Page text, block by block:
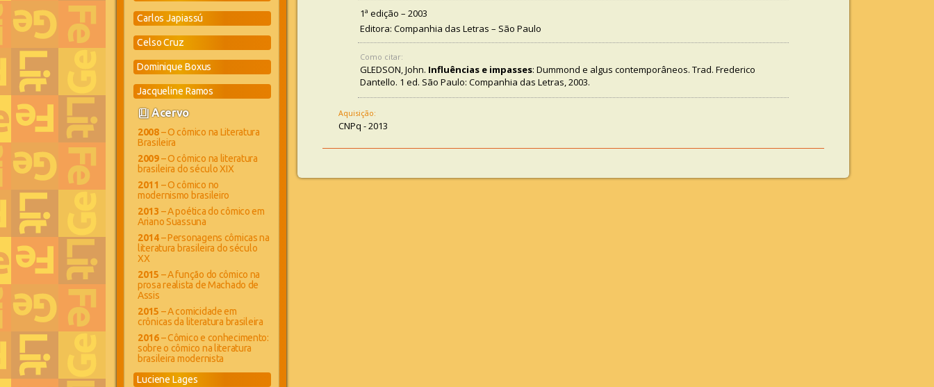
Carlos Japiassú
Celso Cruz
Dominique Boxus
Jacqueline Ramos
book_4Acervo
2008– O cômico na Literatura
Brasileira
2009– O cômico na literatura
brasileira do século XIX
2011 – O cômico no
modernismo brasileiro
2013 – A poética do cômico em
Ariano Suassuna
2014– Personagens cômicas na
literatura brasileira do século
XX
2015 – A função do cômico na
prosa realista de Machado de
Assis
2015 – A comicidade em
crônicas da literatura brasileira
2016– Cômico e conhecimento:
sobre o cômico na literatura
brasileira modernista
Luciene Lages
1ª edição – 2003
Editora: Companhia das Letras – São Paulo
Como citar:
GLEDSON, John. Influências e impasses: Dummond e algus contemporâneos. Trad. Frederico
Dantello. 1 ed. São Paulo: Companhia das Letras, 2003.
Aquisição:
CNPq - 2013